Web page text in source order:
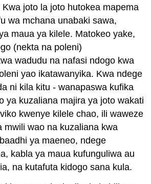
joto la joto hutokea mapema
wa mchana unabaki sawa,
maua ya kilele. Matokeo yake,
(nekta na poleni)
wadudu na nafasi ndogo kwa
yao ikatawanyika. Kwa ndege
ni kila kitu - wanapaswa kufika
ya kuzaliana majira ya joto wakati
kwenye kilele chao, ili waweze
mwili wao na kuzaliana kwa
ya maeneo, ndege
kabla ya maua kufunguliwa au
na kutafuta kidogo sana kula.